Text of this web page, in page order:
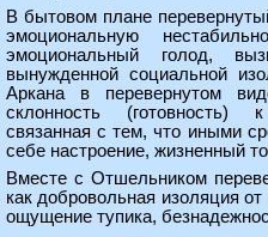
В бытовом плане
эмоциональную
эмоциональный голод,
вынужденной социальной
Аркана в перевернутом
склонность (готовность)
связанная с тем, что иными
себе настроение, жизненный
Вместе с Отшельником
как добровольная изоляция
ощущение тупика,